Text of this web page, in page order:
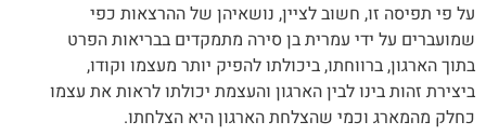
על פי תפיסה זו, חשוב לציין, נושאיהן של ההרצאות כפי
שמועברים על ידי עמרית בן סירה מתמקדים בבריאות הפרט
בתוך הארגון, ברווחתו, ביכולתו להפיק יותר מעצמו וקודו,
ביצירת זהות בינו לבין הארגון והעצמת יכולתו לראות את עצמו
כחלק מהמארג וכמי שהצלחת הארגון היא הצלחתו.